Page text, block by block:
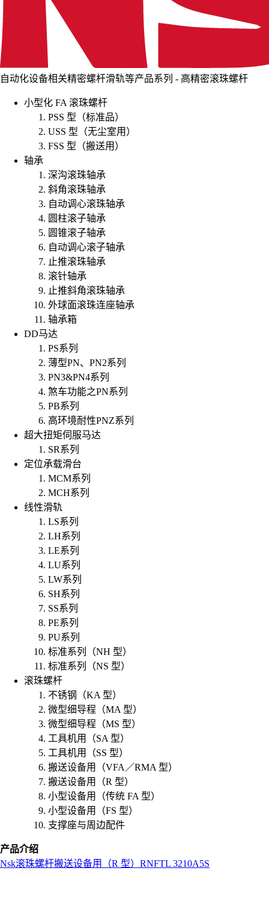
自动化设备相关精密螺杆滑轨等产品系列 - 高精密滚珠螺杆
小型化 FA 滚珠螺杆
PSS 型（标准品）
USS 型（无尘室用）
FSS 型（搬送用）
轴承
深沟滚珠轴承
斜角滚珠轴承
自动调心滚珠轴承
圆柱滚子轴承
圆锥滚子轴承
自动调心滚子轴承
止推滚珠轴承
滚针轴承
止推斜角滚珠轴承
外球面滚珠连座轴承
轴承箱
DD马达
PS系列
薄型PN、PN2系列
PN3&PN4系列
煞车功能之PN系列
PB系列
高环境耐性PNZ系列
超大扭矩伺服马达
SR系列
定位承载滑台
MCM系列
MCH系列
线性滑轨
LS系列
LH系列
LE系列
LU系列
LW系列
SH系列
SS系列
PE系列
PU系列
标准系列（NH 型）
标准系列（NS 型）
滚珠螺杆
不锈钢（KA 型）
微型细导程（MA 型）
微型细导程（MS 型）
工具机用（SA 型）
工具机用（SS 型）
搬送设备用（VFA／RMA 型）
搬送设备用（R 型）
小型设备用（传统 FA 型）
小型设备用（FS 型）
支撑座与周边配件
产品介绍
Nsk滚珠螺杆搬送设备用（R 型） RNFTL 3210A5S